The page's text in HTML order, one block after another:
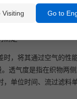
的动态阻力、再生阻力
测定
时，将其通过空气的性
。透气度是指在织物两
，单位时间、流过滤料
Visiting Go to